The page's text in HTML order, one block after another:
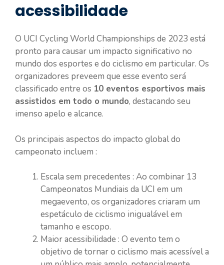
acessibilidade
O UCI Cycling World Championships de 2023 está
pronto para causar um impacto significativo no
mundo dos esportes e do ciclismo em particular. Os
organizadores preveem que esse evento será
classificado entre os 10 eventos esportivos mais
assistidos em todo o mundo, destacando seu
imenso apelo e alcance.
Os principais aspectos do impacto global do
campeonato incluem :
Escala sem precedentes : Ao combinar 13
Campeonatos Mundiais da UCI em um
megaevento, os organizadores criaram um
espetáculo de ciclismo inigualável em
tamanho e escopo.
Maior acessibilidade : O evento tem o
objetivo de tornar o ciclismo mais acessível a